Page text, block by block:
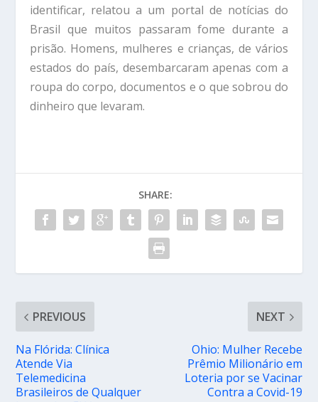
identificar, relatou a um portal de notícias do
Brasil que muitos passaram fome durante a
prisão. Homens, mulheres e crianças, de vários
estados do país, desembarcaram apenas com a
roupa do corpo, documentos e o que sobrou do
dinheiro que levaram.
SHARE:
PREVIOUS
Na Flórida: Clínica
Atende Via
Telemedicina
Brasileiros de Qualquer
NEXT
Ohio: Mulher Recebe
Prêmio Milionário em
Loteria por se Vacinar
Contra a Covid-19